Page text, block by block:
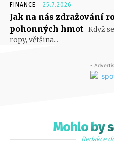
FINANCE 25.7.2026
Jak na nás zdražování
pohonných hmot Když
ropy, většina...
-
Mohlo by
Redakce